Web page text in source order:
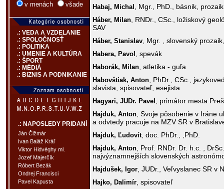
v menách všade
.: VEDA A VZDELANIE
.: SPOLOČNOSŤ
.: POLITIKA
.: UMENIE A KULTÚRA
.: ŠPORT
.: MÉDIÁ
.: BIZNIS A PODNIKANIE
.: NAPOSLEDY PRIDANÍ
Ján Čižmár
Ivan Baláž Kráľ
Viktor Hidvéghy ml.
Jozef Majerčík
Róbert Bezák
Ondrej Francisci
Pavel Kapusta
Habaj, Michal , Mgr., PhD., básnik,
Háber, Milan , RNDr., CSc., ložiskový
SAV
Háber, Stanislav , Mgr. , slovenský
Habera, Pavol , spevák
Haborák, Milan , atletika - guľa
Habovštiak, Anton , PhDr., CSc.,
slavista, spisovateľ, esejista
Hagyari, JUDr. Pavel , primátor mesta
Hajduk, Anton , Svoje pôsobenie v Iráne
a odvtedy pracuje na MZV SR v
Hajduk, Ľudovít , doc. PhDr., ,PhD.
Hajduk, Anton , Prof. RNDr. Dr. h.c. ,
najvýznamnejších slovenských
Hajdušek, Igor , JUDr., Veľvyslanec SR v
Hajko, Dalimír , spisovateľ